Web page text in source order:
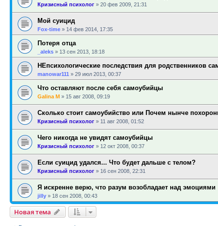
Кризисный психолог » 20 фев 2009, 21:31
Мой суицид
Fox-time » 14 фев 2014, 17:35
Потеря отца
_aleks » 13 сен 2013, 18:18
НЕпсихологические последствия для родственников
manowar111 » 29 июл 2013, 00:37
Что оставляют после себя самоубийцы
Galina M » 15 авг 2008, 09:19
Сколько стоит самоубийство или Почем нынче
Кризисный психолог » 11 авг 2008, 01:52
Чего никогда не увидят самоубийцы
Кризисный психолог » 12 окт 2008, 00:37
Если суицид удался... Что будет дальше с телом?
Кризисный психолог » 16 сен 2008, 22:31
Я искренне верю, что разум возобладает над эмоциями
jilly » 18 сен 2008, 00:43
Новая тема